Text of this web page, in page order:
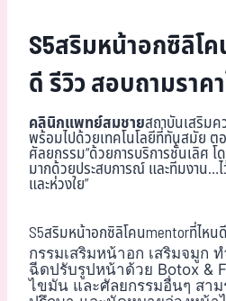
S5สริมหน้าอกซิลิโ
ดี รีวิว สอบถามราค
คลินิกแพทย์สมชายสถาบันเสริมค
พร้อมไปด้วยเทคโนโลยีที่ทันสมัย ต
ศัลยกรรม“ด้วยการบริการชั้นเลิศ
มากด้วยประสบการณ์ และทีมงาน…
และห่วงใย”
S5สริมหน้าอกซิลิโคนmentorที่ไหน
กรรมเสริมหน้าอก เสริมจมูก
ฉีดปรับรูปหน้าด้วย Botox &
ไขมัน และศัลยกรรมอื่นๆ สาม